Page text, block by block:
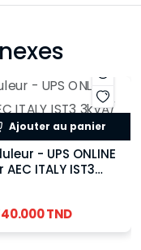
Ajouter au panier
- UPS ONLINE
AEC ITALY IST3
3kW
TND